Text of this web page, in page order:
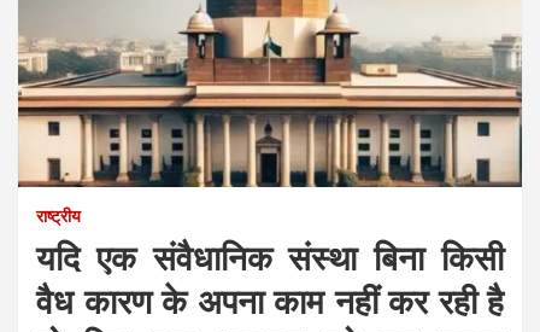
राष्ट्रीय
यदि एक संवैधानिक संस्था बिना किसी
वैध कारण के अपना काम नहीं कर रही है